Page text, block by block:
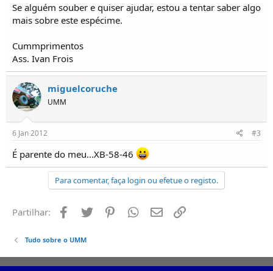
s
Se alguém souber e quiser ajudar, estou a tentar saber algo
mais sobre este espécime.
Cummprimentos
Ass. Ivan Frois
miguelcoruche
UMM
6 Jan 2012 #3
É parente do meu...XB-58-46
Para comentar, faça login ou efetue o registo.
Partilhar: Facebook
Twitter PinterestWhatsapp
Email
Tudo sobre o UMM